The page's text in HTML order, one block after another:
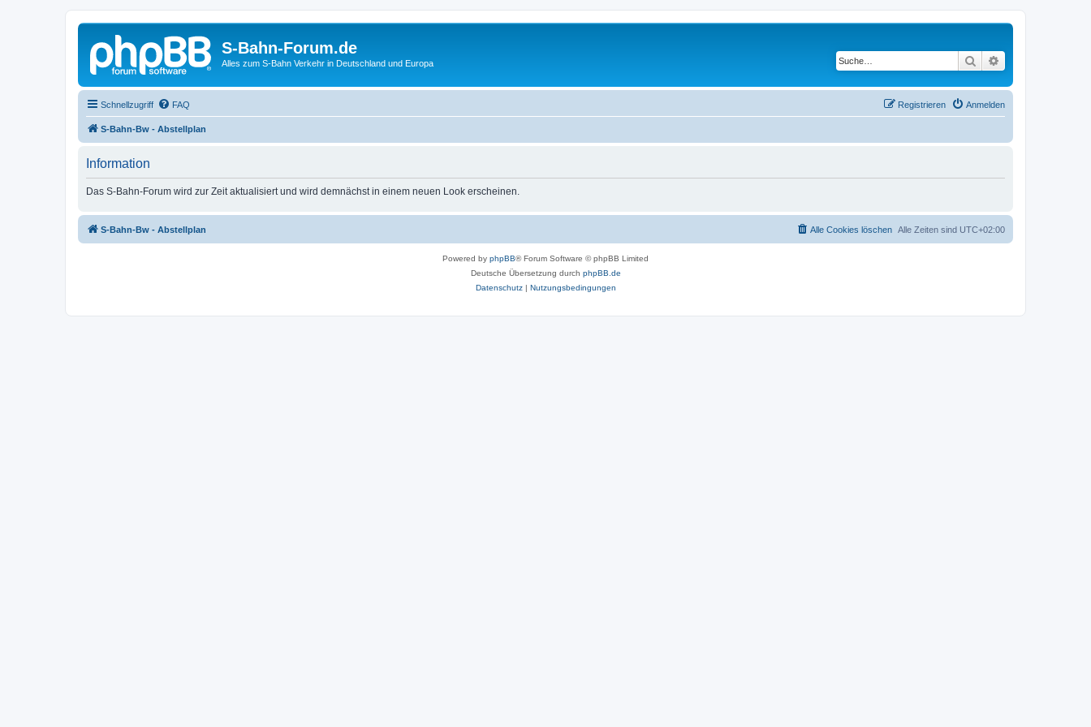
S-Bahn-Forum.de
Alles zum S-Bahn Verkehr in Deutschland und Europa Suche
Schnellzugriff FAQ Anmelden
Registrieren
S-Bahn-Bw - Abstellplan
Information
Das S-Bahn-Forum wird zur Zeit aktualisiert und wird demnächst in einem neuen Look erscheinen.
S-Bahn-Bw - Abstellplan Alle Zeiten sind UTC+02:00
Alle Cookies löschen
Powered by phpBB® Forum Software © phpBB Limited
Deutsche Übersetzung durch phpBB.de
Datenschutz| Nutzungsbedingungen